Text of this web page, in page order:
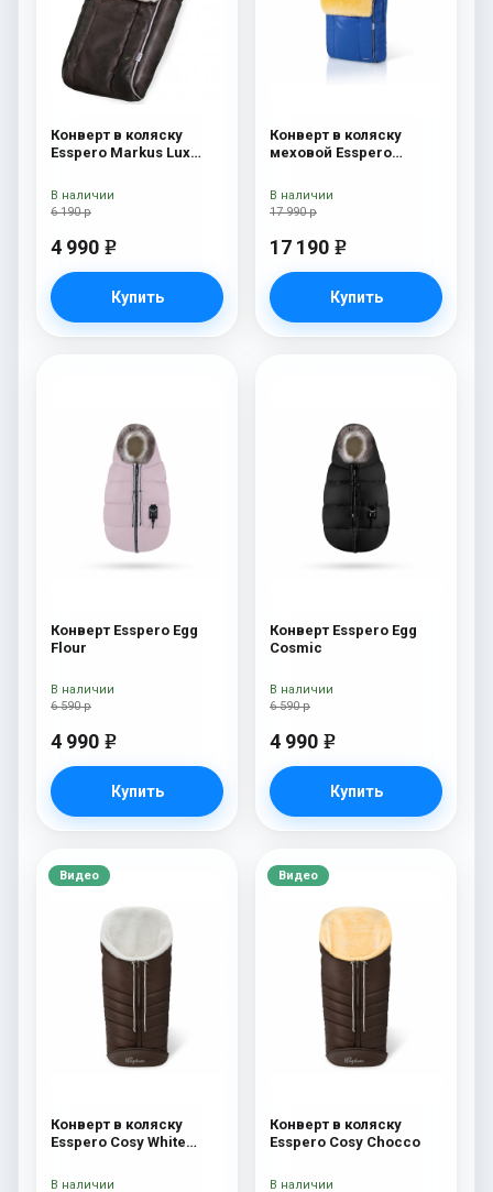
Конверт в коляску
Esspero Markus Lux
овечья шерсть) Brown
6 190 р
4 990 e
Купить
В наличии
Конверт в коляску
меховой Esspero
(натуральная овчина)
Sky
17 990 р
17 190 e
Купить
В наличии
Конверт Esspero Egg
Flour
6 590 р
4 990 e
Купить
В наличии
Конверт Esspero Egg
Cosmic
6 590 р
4 990 e
Купить
В наличии
Видео
Конверт в коляску
Esspero Cosy White
В наличии
Видео
Конверт в коляску
Esspero Cosy Chocco
В наличии